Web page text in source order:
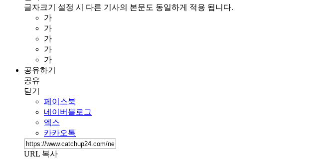
글자크기 설정 시 다른 기사의 본문도 동일하게 적용 됩니다.
가
가
가
가
가
공유하기
공유
닫기
페이스북
네이버블로그
엑스
카카오톡
URL 복사